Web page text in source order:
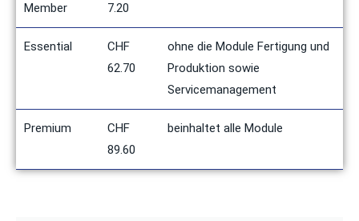
Member
7.20
Essential
CHF
62.70
ohne die Module Fertigung und
Produktion sowie
Servicemanagement
Premium
CHF
89.60
beinhaltet alle Module